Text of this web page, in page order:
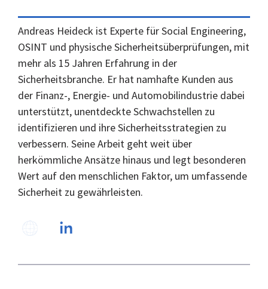
Andreas Heideck ist Experte für Social Engineering,
OSINT und physische Sicherheitsüberprüfungen, mit
mehr als 15 Jahren Erfahrung in der
Sicherheitsbranche. Er hat namhafte Kunden aus
der Finanz-, Energie- und Automobilindustrie dabei
unterstützt, unentdeckte Schwachstellen zu
identifizieren und ihre Sicherheitsstrategien zu
verbessern. Seine Arbeit geht weit über
herkömmliche Ansätze hinaus und legt besonderen
Wert auf den menschlichen Faktor, um umfassende
Sicherheit zu gewährleisten.